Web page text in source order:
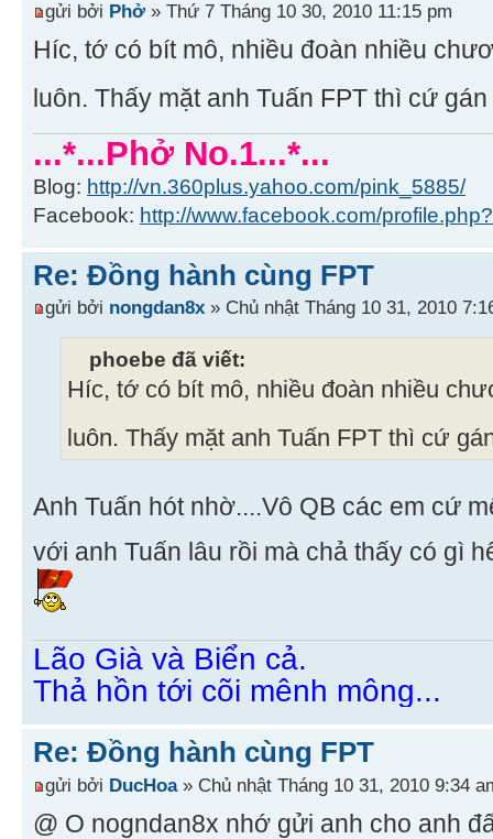
gửi bởi Phở » Thứ 7 Tháng 10 30, 2010 11:15 pm
Híc, tớ có bít mô, nhiều đoàn nhiều
luôn. Thấy mặt anh Tuấn FPT thì cứ
...*...Phở No.1...*...
Blog: http://vn.360plus.yahoo.com/pink_5885/
Facebook: http://www.facebook.com/
Re: Đồng hành cùng FPT
gửi bởi nongdan8x » Chủ nhật Tháng 10 31, 2010
phoebe đã viết:
Híc, tớ có bít mô, nhiều đoàn nhiều
luôn. Thấy mặt anh Tuấn FPT thì cứ
Anh Tuấn hót nhờ....Vô QB các em cứ
với anh Tuấn lâu rồi mà chả thấy có gì
Lão Già và Biển cả.
Thả hồn tới cõi mênh mông...
Re: Đồng hành cùng FPT
gửi bởi DucHoa» Chủ nhật Tháng 10 31, 2010 9:34
@ O nogndan8x nhớ gửi anh cho anh